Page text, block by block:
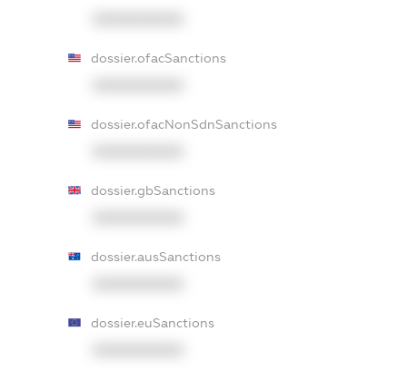
dossier.ofacSanctions
dossier.ofacNonSdnSanctions
dossier.gbSanctions
dossier.ausSanctions
dossier.euSanctions